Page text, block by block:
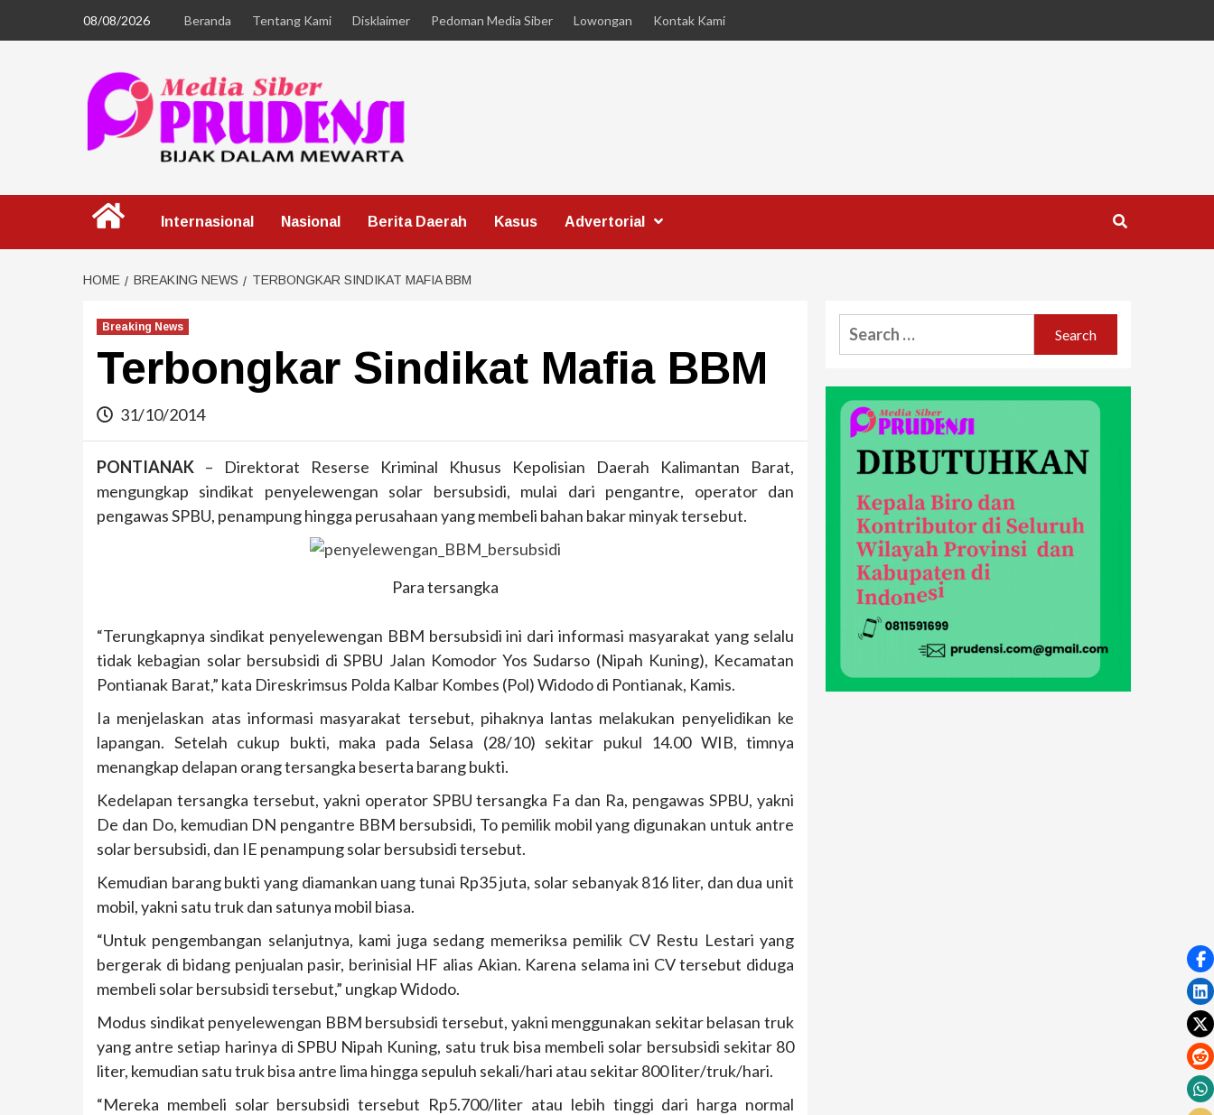
08/08/2026 Beranda Tentang Kami Disklaimer Pedoman Media Siber Lowongan Kontak Kami
Internasional Nasional Berita Daerah Kasus Advertorial
HOME BREAKING NEWS TERBONGKAR SINDIKAT MAFIA BBM
Breaking News
Terbongkar Sindikat Mafia BBM
31/10/2014
PONTIANAK – Direktorat Reserse Kriminal Khusus Kepolisian Daerah Kalimantan Barat,
mengungkap sindikat penyelewengan solar bersubsidi, mulai dari pengantre, operator dan
pengawas SPBU, penampung hingga perusahaan yang membeli bahan bakar minyak tersebut.
Para tersangka
“Terungkapnya sindikat penyelewengan BBM bersubsidi ini dari informasi masyarakat yang selalu
tidak kebagian solar bersubsidi di SPBU Jalan Komodor Yos Sudarso (Nipah Kuning), Kecamatan
Pontianak Barat,” kata Direskrimsus Polda Kalbar Kombes (Pol) Widodo di Pontianak, Kamis.
Ia menjelaskan atas informasi masyarakat tersebut, pihaknya lantas melakukan penyelidikan ke
lapangan. Setelah cukup bukti, maka pada Selasa (28/10) sekitar pukul 14.00 WIB, timnya
menangkap delapan orang tersangka beserta barang bukti.
Kedelapan tersangka tersebut, yakni operator SPBU tersangka Fa dan Ra, pengawas SPBU, yakni
De dan Do, kemudian DN pengantre BBM bersubsidi, To pemilik mobil yang digunakan untuk antre
solar bersubsidi, dan IE penampung solar bersubsidi tersebut.
Kemudian barang bukti yang diamankan uang tunai Rp35 juta, solar sebanyak 816 liter, dan dua unit
mobil, yakni satu truk dan satunya mobil biasa.
“Untuk pengembangan selanjutnya, kami juga sedang memeriksa pemilik CV Restu Lestari yang
bergerak di bidang penjualan pasir, berinisial HF alias Akian. Karena selama ini CV tersebut diduga
membeli solar bersubsidi tersebut,” ungkap Widodo.
Modus sindikat penyelewengan BBM bersubsidi tersebut, yakni menggunakan sekitar belasan truk
yang antre setiap harinya di SPBU Nipah Kuning, satu truk bisa membeli solar bersubsidi sekitar 80
liter, kemudian satu truk bisa antre lima hingga sepuluh sekali/hari atau sekitar 800 liter/truk/hari.
“Mereka membeli solar bersubsidi tersebut Rp5.700/liter atau lebih tinggi dari harga normal